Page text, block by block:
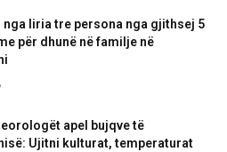
nga liria tre persona nga gjithsej 5
për dhunë në familje në
apel bujqve të
Ujitni kulturat, temperaturat